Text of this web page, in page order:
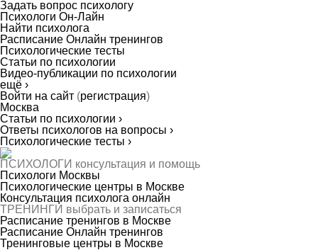
Задать вопрос психологу
Психологи Он-Лайн
Найти психолога
Расписание Онлайн тренингов
Психологические тесты
Статьи по психологии
Видео-публикации по психологии
ещё ›
Войти на сайт (регистрация)
Москва
Статьи по психологии ›
Ответы психологов на вопросы ›
Психологические тесты ›
ПСИХОЛОГИ консультация и помощь
Психологи Москвы
Психологические центры в Москве
Консультация психолога онлайн
ТРЕНИНГИ выбрать и записаться
Расписание тренингов в Москве
Расписание Онлайн тренингов
Тренинговые центры в Москве